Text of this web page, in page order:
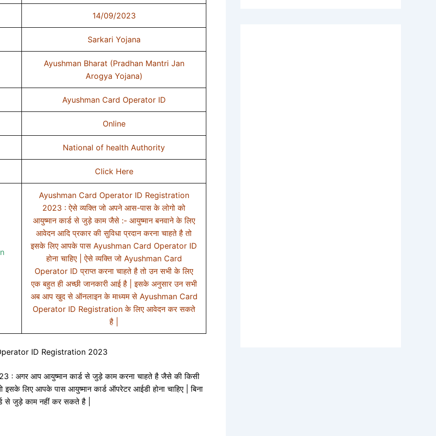
14/09/2023
Sarkari Yojana
Ayushman Bharat (Pradhan Mantri Jan
Arogya Yojana)
Ayushman Card Operator ID
Online
National of health Authority
Click Here
Ayushman Card Operator ID Registration
2023 : ऐसे व्यक्ति जो अपने आस-पास के लोगो को
आयुष्मान कार्ड से जुड़े काम जैसे :- आयुष्मान बनवाने के लिए
आवेदन आदि प्रकार की सुविधा प्रदान करना चाहते है तो
इसके लिए आपके पास Ayushman Card Operator ID
होना चाहिए | ऐसे व्यक्ति जो Ayushman Card
Operator ID प्राप्त करना चाहते है तो उन सभी के लिए
एक बहुत ही अच्छी जानकारी आई है | इसके अनुसार उन सभी
अब आप खुद से ऑनलाइन के माध्यम से Ayushman Card
Operator ID Registration के लिए आवेदन कर सकते
है |
ID Registration 2023
अगर आप आयुष्मान कार्ड से जुड़े काम करना चाहते है जैसे की किसी
इसके लिए आपके पास आयुष्मान कार्ड ऑपरेटर आईडी होना चाहिए | बिना
जुड़े काम नहीं कर सकते है |